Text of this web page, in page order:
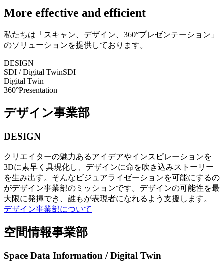
More effective and efficient
私たちは「スキャン、デザイン、360°プレゼンテーション」
のソリューションを提供しております。
DESIGN
SDI / Digital TwinSDI
Digital Twin
360°Presentation
デザイン事業部
DESIGN
クリエイターの魅力あるアイデアやインスピレーションを
3Dに素早く具現化し、デザインに命を吹き込みストーリー
を生み出す。そんなビジュアライゼーションを可能にするの
がデザイン事業部のミッションです。デザインの可能性を最
大限に発揮でき、誰もが表現者になれるよう支援します。
デザイン事業部について
空間情報事業部
Space Data Information / Digital Twin